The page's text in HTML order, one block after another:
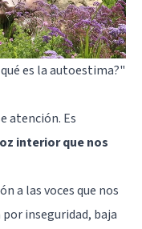
qué es la autoestima?"
atención. Es
interior que nos
a las voces que nos
por inseguridad, baja